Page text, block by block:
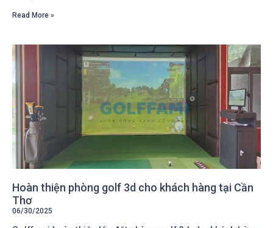
Read More »
Hoàn thiện phòng golf 3d cho khách hàng tại Cần
Thơ
06/30/2025